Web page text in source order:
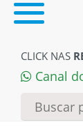
CLICK NAS
Canal